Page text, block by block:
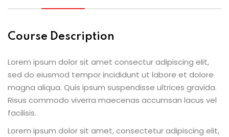
Course Description
Lorem ipsum dolor sit amet consectur adipiscing elit,
sed do eiusmod tempor incididunt ut labore et dolore
magna aliqua. Quis ipsum suspendisse ultrices gravida.
Risus commodo viverra maecenas accumsan lacus vel
facilisis.
Lorem ipsum dolor sit amet, consectetur adipiscing elit,